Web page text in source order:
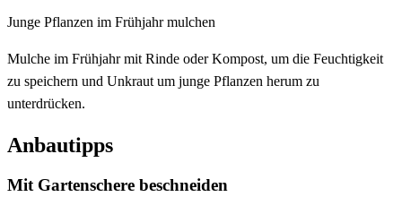
Junge Pflanzen im Frühjahr mulchen
Mulche im Frühjahr mit Rinde oder Kompost, um die Feuchtigkeit
zu speichern und Unkraut um junge Pflanzen herum zu
unterdrücken.
Anbautipps
Mit Gartenschere beschneiden